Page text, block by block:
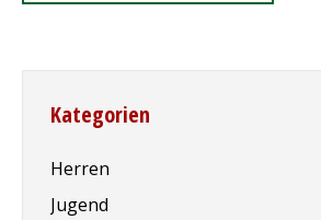
Kategorien
Herren
Jugend